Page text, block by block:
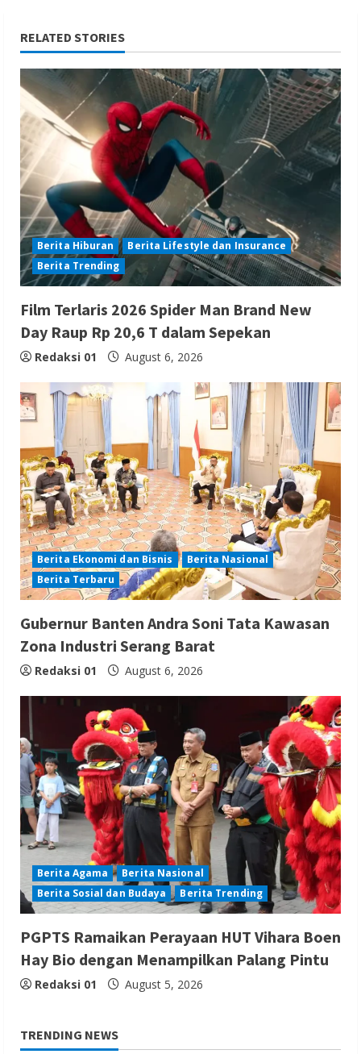
RELATED STORIES
Berita Hiburan
Berita Lifestyle dan Insurance
Berita Trending
Film Terlaris 2026 Spider Man Brand New
Day Raup Rp 20,6 T dalam Sepekan
Redaksi 01 August 6, 2026
Berita Ekonomi dan Bisnis
Berita Nasional
Berita Terbaru
Gubernur Banten Andra Soni Tata Kawasan
Zona Industri Serang Barat
Redaksi 01 August 6, 2026
Berita Agama
Berita Nasional
Berita Sosial dan Budaya
Berita Trending
PGPTS Ramaikan Perayaan HUT Vihara Boen
Hay Bio dengan Menampilkan Palang Pintu
Redaksi 01 August 5, 2026
TRENDING NEWS